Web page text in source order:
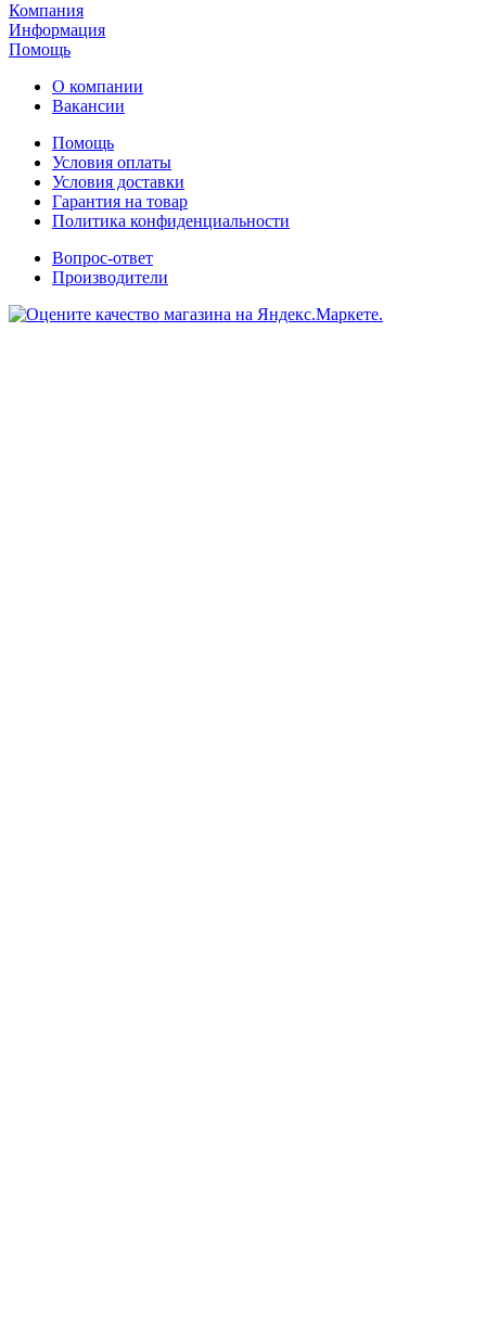
Компания
Информация
Помощь
О компании
Вакансии
Помощь
Условия оплаты
Условия доставки
Гарантия на товар
Политика конфиденциальности
Вопрос-ответ
Производители